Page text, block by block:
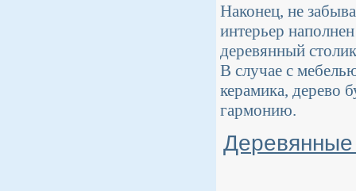
Наконец, не
интерьер
деревянный
В случае с
керамика, дерево
гармонию.
Деревянные